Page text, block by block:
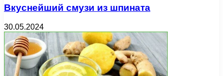
Вкуснейший смузи из шпината
30.05.2024